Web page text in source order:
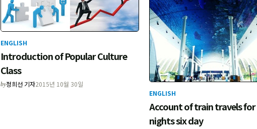
ENGLISH
Introduction of Popular Culture
Class
by정희선 기자2015년 10월 30일
ENGLISH
Account of train travels
nights six day